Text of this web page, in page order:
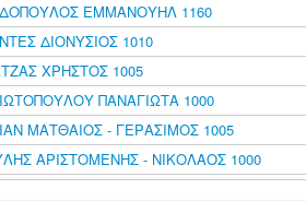
ΕΜΜΑΝΟΥΗΛ 1160
ΔΙΟΝΥΣΙΟΣ 1010
ΧΡΗΣΤΟΣ 1005
ΠΑΝΑΓΙΩΤΑ 1000
ΜΑΤΘΑΙΟΣ - ΓΕΡΑΣΙΜΟΣ 1005
ΑΡΙΣΤΟΜΕΝΗΣ - ΝΙΚΟΛΑΟΣ 1000